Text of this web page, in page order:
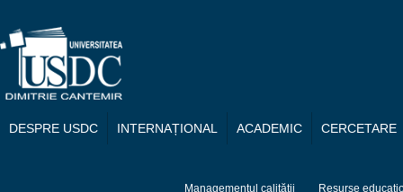
DESPRE USDC INTERNAȚIONAL ACADEMIC CERCETARE
Managementul calității Resurse